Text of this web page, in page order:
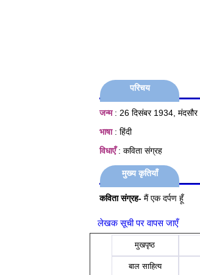
परिचय
जन्म: 26 दिसंबर 1934, मंदसौर
भाषा: हिंदी
विधाएँ: कविता संग्रह
मुख्य कृतियाँ
कविता संग्रह- मैं एक दर्पण हूँ
लेखक सूची पर वापस जाएँ
मुखपृष्ठ
बाल साहित्य